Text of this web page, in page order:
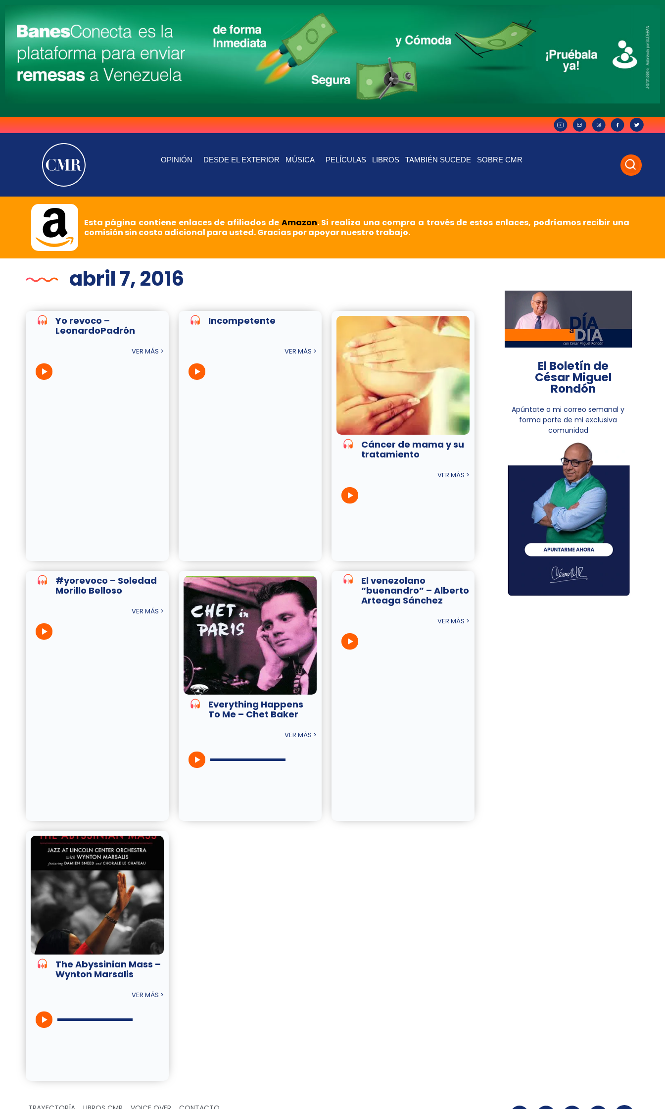
OPINIÓN DESDE EL EXTERIOR MÚSICA PELÍCULAS LIBROS TAMBIÉN SUCEDE SOBRE CMR
Esta página contiene enlaces de afiliados de Amazon. Si realiza una compra a través de estos enlaces, podríamos recibir una
comisión sin costo adicional para usted. Gracias por apoyar nuestro trabajo.
abril 7, 2016
Yo revoco –
LeonardoPadrón
VER MÁS >
Incompetente
VER MÁS >
Cáncer de mama y su
tratamiento
VER MÁS >
#yorevoco – Soledad
Morillo Belloso
VER MÁS >
Everything Happens
To Me – Chet Baker
VER MÁS >
El venezolano
“buenandro” – Alberto
Arteaga Sánchez
VER MÁS >
The Abyssinian Mass –
Wynton Marsalis
VER MÁS >
El Boletín de
César Miguel
Rondón
Apúntate a mi correo semanal y
forma parte de mi exclusiva
comunidad